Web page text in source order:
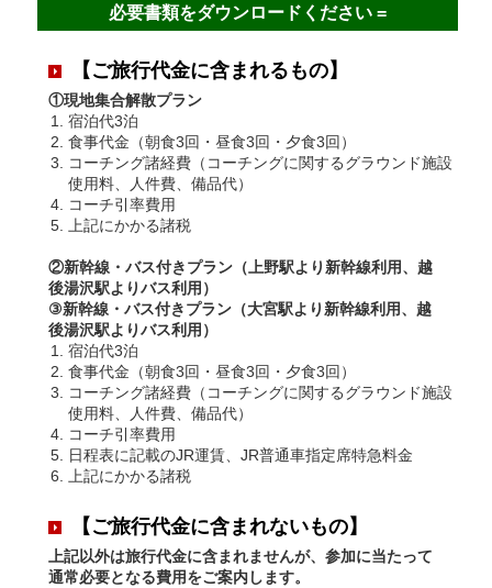
必要書類をダウンロードください =
【ご旅行代金に含まれるもの】
①現地集合解散プラン
宿泊代3泊
食事代金（朝食3回・昼食3回・夕食3回）
コーチング諸経費（コーチングに関するグラウンド施設
使用料、人件費、備品代）
コーチ引率費用
上記にかかる諸税
②新幹線・バス付きプラン（上野駅より新幹線利用、越
後湯沢駅よりバス利用）
③新幹線・バス付きプラン（大宮駅より新幹線利用、越
後湯沢駅よりバス利用）
宿泊代3泊
食事代金（朝食3回・昼食3回・夕食3回）
コーチング諸経費（コーチングに関するグラウンド施設
使用料、人件費、備品代）
コーチ引率費用
日程表に記載のJR運賃、JR普通車指定席特急料金
上記にかかる諸税
【ご旅行代金に含まれないもの】
上記以外は旅行代金に含まれませんが、参加に当たって
通常必要となる費用をご案内します。